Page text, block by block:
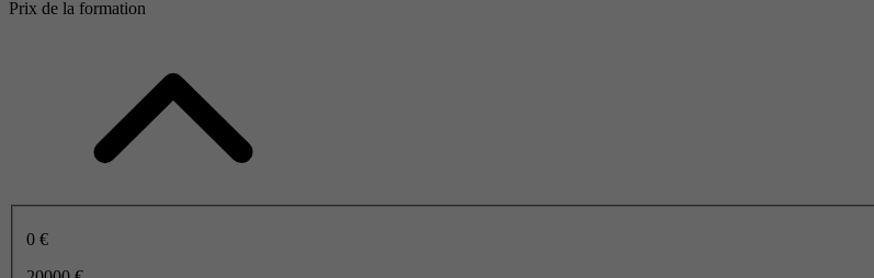
Prix de la formation
0 €